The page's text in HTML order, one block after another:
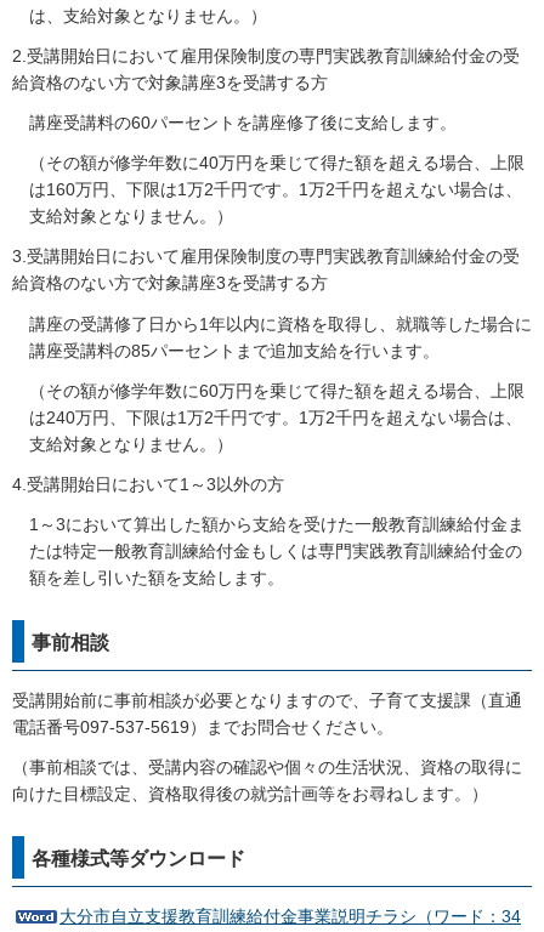
は、支給対象となりません。）
2.受講開始日において雇用保険制度の専門実践教育訓練給付金の受
給資格のない方で対象講座3を受講する方
講座受講料の60パーセントを講座修了後に支給します。
（その額が修学年数に40万円を乗じて得た額を超える場合、上限
は160万円、下限は1万2千円です。1万2千円を超えない場合は、
支給対象となりません。）
3.受講開始日において雇用保険制度の専門実践教育訓練給付金の受
給資格のない方で対象講座3を受講する方
講座の受講修了日から1年以内に資格を取得し、就職等した場合に
講座受講料の85パーセントまで追加支給を行います。
（その額が修学年数に60万円を乗じて得た額を超える場合、上限
は240万円、下限は1万2千円です。1万2千円を超えない場合は、
支給対象となりません。）
4.受講開始日において1～3以外の方
1～3において算出した額から支給を受けた一般教育訓練給付金ま
たは特定一般教育訓練給付金もしくは専門実践教育訓練給付金の
額を差し引いた額を支給します。
事前相談
受講開始前に事前相談が必要となりますので、子育て支援課（直通
電話番号097-537-5619）までお問合せください。
（事前相談では、受講内容の確認や個々の生活状況、資格の取得に
向けた目標設定、資格取得後の就労計画等をお尋ねします。）
各種様式等ダウンロード
大分市自立支援教育訓練給付金事業説明チラシ（ワード：34